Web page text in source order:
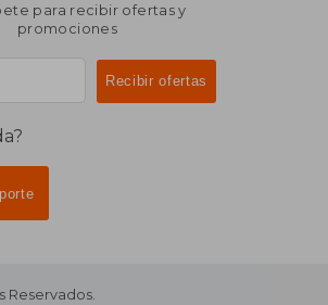
para recibir ofertas y
promociones
Reservados.